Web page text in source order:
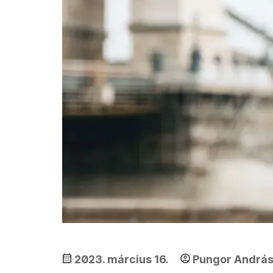
2023. március 16. Pungor András